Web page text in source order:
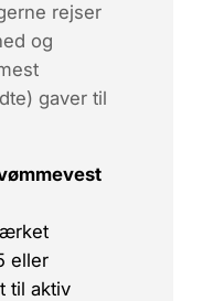
rejser
og
gaver til
eller
til aktiv